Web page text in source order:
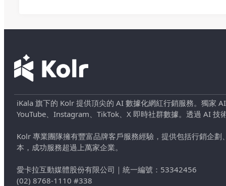
iKala 旗下的 Kolr 提供頂尖的 AI 數據化網紅行銷服務。獨家
YouTube、Instagram、TikTok、X 即時社群數據。透過 AI
Kolr 專業團隊擁有豐富品牌客戶服務經驗，提供包括行銷企
本，成功服務超過上萬家企業。
愛卡拉互動媒體股份有限公司 ｜ 統一編號：53342456
(02) 8768-1110 #338